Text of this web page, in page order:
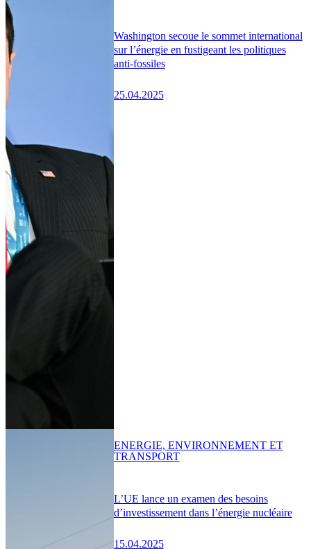
Washington secoue le sommet international
sur l’énergie en fustigeant les politiques
anti-fossiles
25.04.2025
L’UE lance un examen des besoins
d’investissement dans l’énergie nucléaire
15.04.2025
ENERGIE, ENVIRONNEMENT ET
TRANSPORT